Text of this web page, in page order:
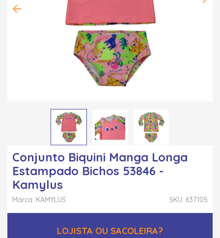
Conjunto Biquini Manga Longa
Estampado Bichos 53846 -
Kamylus
SKU: 637105
Marca: KAMYLUS
LOJISTA OU SACOLEIRA?